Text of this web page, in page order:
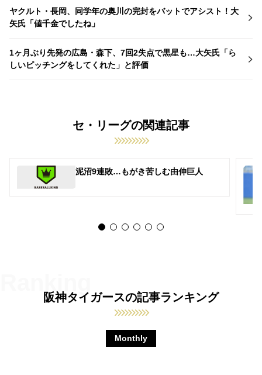
ヤクルト・長岡、同学年の奥川の完封をバットでアシスト！大
矢氏「値千金でしたね」
1ヶ月ぶり先発の広島・森下、7回2失点で黒星も…大矢氏「ら
しいピッチングをしてくれた」と評価
セ・リーグの関連記事
泥沼9連敗…もがき苦しむ由伸巨人
阪神タイガースの記事ランキング
Monthly